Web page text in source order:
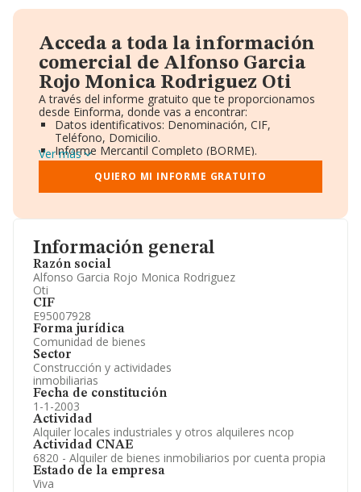
Información general
Razón social
Alfonso Garcia Rojo Monica Rodriguez
Oti
CIF
E95007928
Forma jurídica
Comunidad de bienes
Sector
Construcción y actividades
inmobiliarias
Fecha de constitución
1-1-2003
Actividad
Alquiler locales industriales y otros alquileres ncop
Actividad CNAE
6820 - Alquiler de bienes inmobiliarios por cuenta propia
Estado de la empresa
Viva
Acceda a toda la información
comercial de Alfonso Garcia
Rojo Monica Rodriguez Oti
A través del informe gratuito que te proporcionamos
desde Einforma, donde vas a encontrar:
Datos identificativos: Denominación, CIF,
Teléfono, Domicilio.
Informe Mercantil Completo (BORME).
Gráficos de Evolución Ventas y Empleados.
Consejo de Administración y Administradores.
Directivos y Ejecutivos.
Información oficial y registral complementaria.
Ver más
QUIERO MI INFORME GRATUITO